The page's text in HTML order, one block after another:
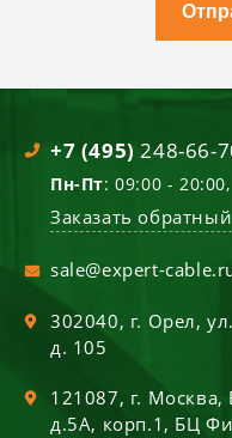
+7 (495) 248-66-
Пн-Пт: 09:00 - 20:00,
Заказать
sale@expert-
302040, г. Орел,
д. 105
121087, г. Москва,
д.5А, корп.1, БЦ